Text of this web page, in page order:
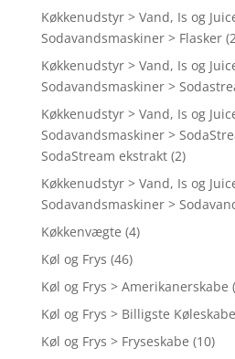
Køkkenudstyr > Vand, Is og
Sodavandsmaskiner > Flasker
Køkkenudstyr > Vand, Is og
Sodavandsmaskiner >
Køkkenudstyr > Vand, Is og
Sodavandsmaskiner >
SodaStream ekstrakt (2)
Køkkenudstyr > Vand, Is og
Sodavandsmaskiner >
Køkkenvægte (4)
Køl og Frys (46)
Køl og Frys > Amerikanerskabe
Køl og Frys > Billigste Køleskabe
Køl og Frys > Fryseskabe (10)